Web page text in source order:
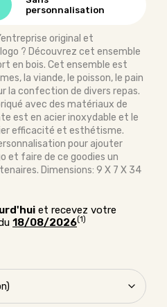
personnalisation
original et
? Découvrez cet ensemble
en bois. Cet ensemble est
la viande, le poisson, le pain
la confection de divers repas.
avec des matériaux de
est en acier inoxydable et le
efficacité et esthétisme.
pour ajouter
et faire de ce goodies un
Dimensions: 9 X 7 X 34
et recevez votre
18/08/2026(1)